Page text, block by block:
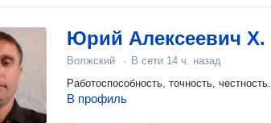
Юрий Алексеевич Х.
Волжский · В сети 14 ч. назад
Работоспособность, точность, честность.
В профиль